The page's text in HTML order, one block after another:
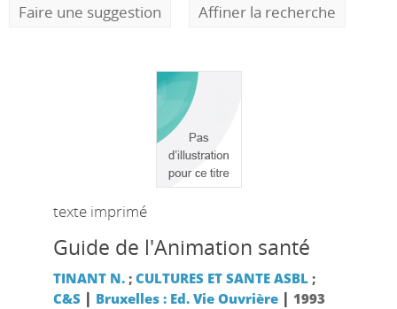
Faire une suggestion
Affiner la recherche
texte imprimé
Guide de l'Animation santé
TINANT N.; CULTURES ET SANTE ASBL;
C&S | Bruxelles : Ed. Vie Ouvrière| 1993